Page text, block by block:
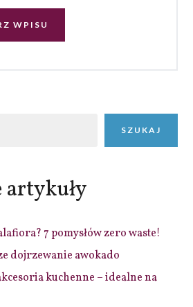
SZUKAJ
7 pomysłów zero waste!
dojrzewanie awokado
kuchenne – idealne na